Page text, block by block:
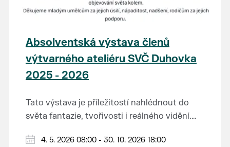
Absolventská výstava členů
výtvarného ateliéru SVČ Duhovka
2025 - 2026
Tato výstava je příležitostí nahlédnout do
světa fantazie, tvořivosti i reálného vidění.
vlastní příběh... o radosti, vidění, objevování
Děkujeme mladým umělcům za jejich úsilí,
4. 5. 2026 08:00 - 30. 10. 2026 18:00